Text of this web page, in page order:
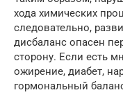
хода химических
следовательно,
дисбаланс опасен
сторону. Если есть
ожирение, диабет,
гормональный